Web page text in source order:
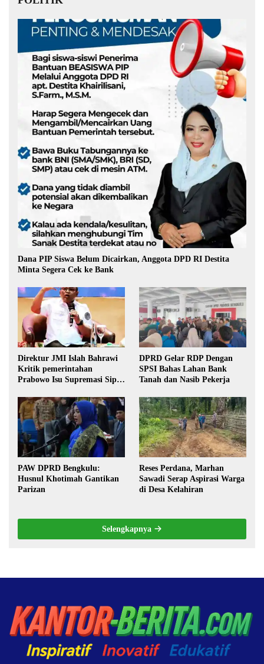
Dana PIP Siswa Belum Dicairkan, Anggota DPD RI Destita
Minta Segera Cek ke Bank
Direktur JMI Islah Bahrawi
Kritik pemerintahan
Prabowo Isu Supremasi Sipil,
Pilkada oleh DPRD
DPRD Gelar RDP Dengan
SPSI Bahas Lahan Bank
Tanah dan Nasib Pekerja
PAW DPRD Bengkulu:
Husnul Khotimah Gantikan
Parizan
Reses Perdana, Marhan
Sawadi Serap Aspirasi Warga
di Desa Kelahiran
Selengkapnya